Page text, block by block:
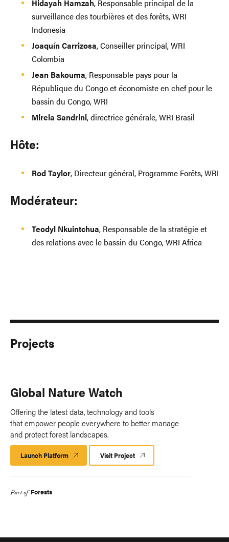
Hidayah Hamzah, Responsable principal de la
surveillance des tourbières et des forêts, WRI
Indonesia
Joaquín Carrizosa, Conseiller principal, WRI
Colombia
Jean Bakouma, Responsable pays pour la
République du Congo et économiste en chef pour le
bassin du Congo, WRI
Mirela Sandrini, directrice générale, WRI Brasil
Hôte:
Rod Taylor, Directeur général, Programme Forêts, WRI
Modérateur:
Teodyl Nkuintchua, Responsable de la stratégie et
des relations avec le bassin du Congo, WRI Africa
Projects
Global Nature Watch
Offering the latest data, technology and tools
that empower people everywhere to better manage
and protect forest landscapes.
Launch Platform Launch
Platform
Visit Project
Part of Forests